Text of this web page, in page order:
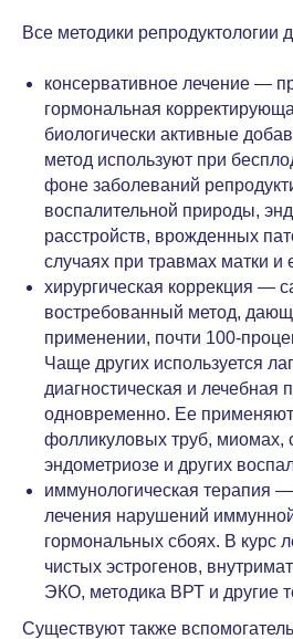
Все методики репродуктологии
консервативное лечение —
гормональная
биологически активные
метод используют при
фоне заболеваний
воспалительной природы,
расстройств, врожденных
случаях при травмах матки и
хирургическая коррекция —
востребованный метод,
применении, почти 100-
Чаще других используется
диагностическая и лечебная
одновременно. Ее
фолликуловых труб, миомах,
эндометриозе и других
иммунологическая терапия —
лечения нарушений
гормональных сбоях. В курс
чистых эстрогенов,
ЭКО, методика ВРТ и другие
Существуют также